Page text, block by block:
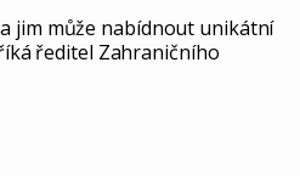
jim může nabídnout unikátní
ředitel Zahraničního